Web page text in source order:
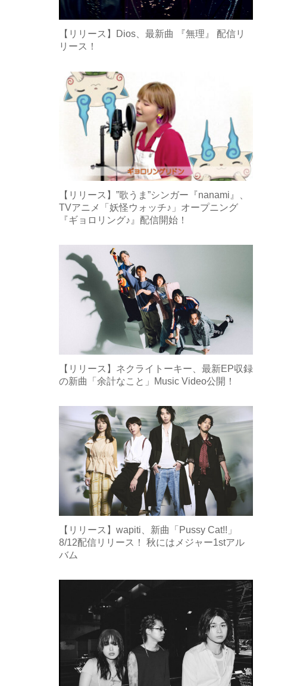
【リリース】Dios、最新曲 『無理』 配信リ
リース！
【リリース】”歌うま”シンガー『nanami』、
TVアニメ「妖怪ウォッチ♪」オープニング
『ギョロリング♪』配信開始！
【リリース】ネクライトーキー、最新EP収録
の新曲「余計なこと」Music Video公開！
【リリース】wapiti、新曲「Pussy Cat!!」
8/12配信リリース！ 秋にはメジャー1stアル
バム